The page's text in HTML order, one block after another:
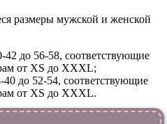
размеры мужской и женской
до 56-58, соответствующие
от XS до XXXL;
до 52-54, соответствующие
от XS до XXXL.